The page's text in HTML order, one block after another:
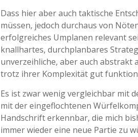
Dass hier aber auch taktische
müssen, jedoch durchaus von
erfolgreiches Umplanen relevant
knallhartes, durchplanbares
unverzeihliche, aber auch abstrakt
trotz ihrer Komplexität gut
Es ist zwar wenig vergleichbar mit
mit der eingeflochtenen
Handschrift erkennbar, die mich
immer wieder eine neue Partie zu